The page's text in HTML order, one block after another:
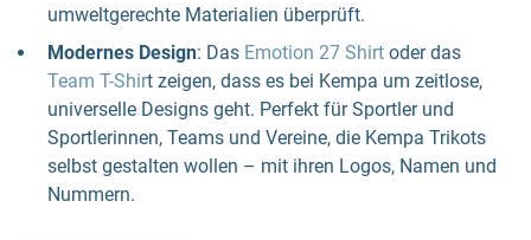
umweltgerechte Materialien überprüft.
Modernes Design: Das Emotion 27 Shirt oder das
Team T-Shirt zeigen, dass es bei Kempa um zeitlose,
universelle Designs geht. Perfekt für Sportler und
Sportlerinnen, Teams und Vereine, die Kempa Trikots
selbst gestalten wollen – mit ihren Logos, Namen und
Nummern.